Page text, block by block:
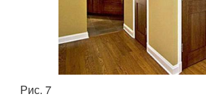
Рис. 7